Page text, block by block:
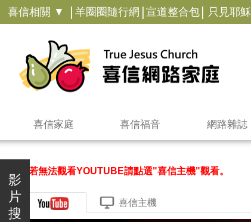
喜信相關 ▼ | 羊圈圈隨行網 | 宣道整合包 | 只見耶穌
喜信家庭 喜信福音 網路雜誌
影
片
搜
＊若無法觀看YOUTUBE請點選"喜信主機"觀看。
喜信主機